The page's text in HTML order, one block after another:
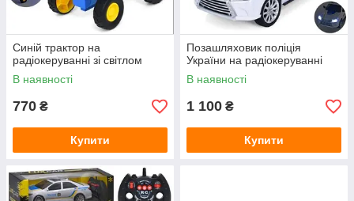
Синій трактор на
радіокеруванні зі світлом
В наявності
770 ₴
Купити
Позашляховик поліція
України на радіокеруванні
В наявності
1 100 ₴
Купити